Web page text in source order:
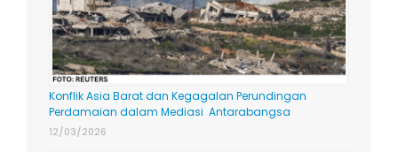
Konflik Asia Barat dan Kegagalan Perundingan
Perdamaian dalam Mediasi Antarabangsa
12/03/2026